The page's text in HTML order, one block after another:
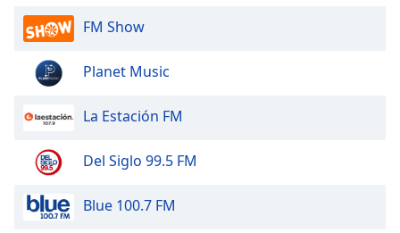
Text
Background
Caption
Background
Color
FM Show
Planet Music
La Estación FM
Del Siglo 99.5 FM
Blue 100.7 FM